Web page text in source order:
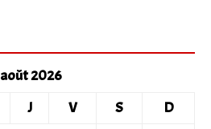
août 2026
J V S
D